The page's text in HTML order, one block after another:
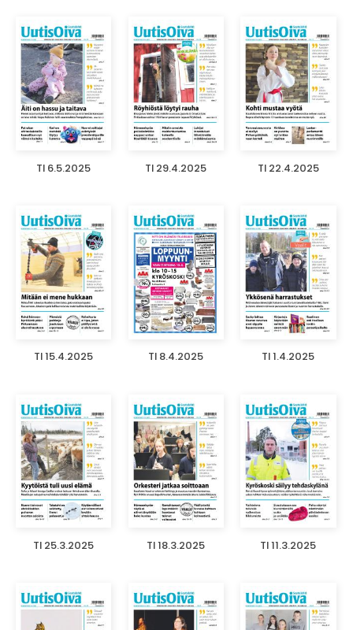
TI 6.5.2025 TI 29.4.2025 TI 22.4.2025
TI 15.4.2025 TI 8.4.2025 TI 1.4.2025
TI 25.3.2025 TI 18.3.2025 TI 11.3.2025